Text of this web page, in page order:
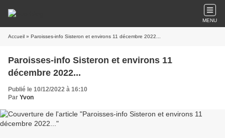
MENU
Accueil » Paroisses-info Sisteron et environs 11 décembre 2022...
Paroisses-info Sisteron et environs 11
décembre 2022...
Publié le 10/12/2022 à 16:10
Par Yvon